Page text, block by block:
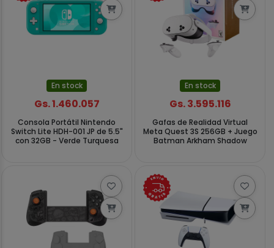
En stock
Gs. 1.460.057
Consola Portátil Nintendo
Switch Lite HDH-001 JP de 5.5"
con 32GB - Verde Turquesa
En stock
Gs. 3.595.116
Gafas de Realidad Virtual
Meta Quest 3S 256GB + Juego
Batman Arkham Shadow